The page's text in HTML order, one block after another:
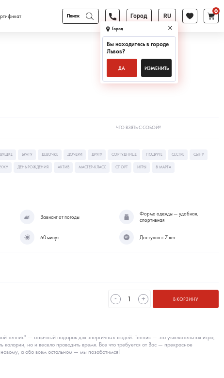
Поиск
товаров
Город
Город
Вы находитесь в городе
Львов?
ДА ИЗМЕНИТЬ
RU
0
ЧТО ВЗЯТЬ С СОБОЙ?
БРАТУ ДЕВОЧКЕ ДОЧЕРИ ДРУГУ СОРТУДНИЦЕ ПОДРУГЕ СЕСТРЕ СЫНУ
ДЕНЬ РОЖДЕНИЯ АКТИВ МАСТЕР-КЛАСС СПОРТ ИГРЫ 8 МАРТА
Зависит от погоды
Форма одежды — удобная,
спортивная
60 минут Доступно с 7 лет
- + В КОРЗИНУ
теннис" — отличный подарок для энергичных людей. Теннис — это увлекательная игра,
калории, но и весело проводить время. Все что требуется от Вас — прекрасное
а обо всем остальном — мы позаботимся!